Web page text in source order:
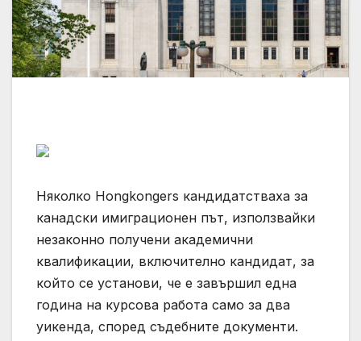
Няколко Hongkongers кандидатстваха за
канадски имиграционен път, използвайки
незаконно получени академични
квалификации, включително кандидат, за
който се установи, че е завършил една
година на курсова работа само за два
уикенда, според съдебните документи.